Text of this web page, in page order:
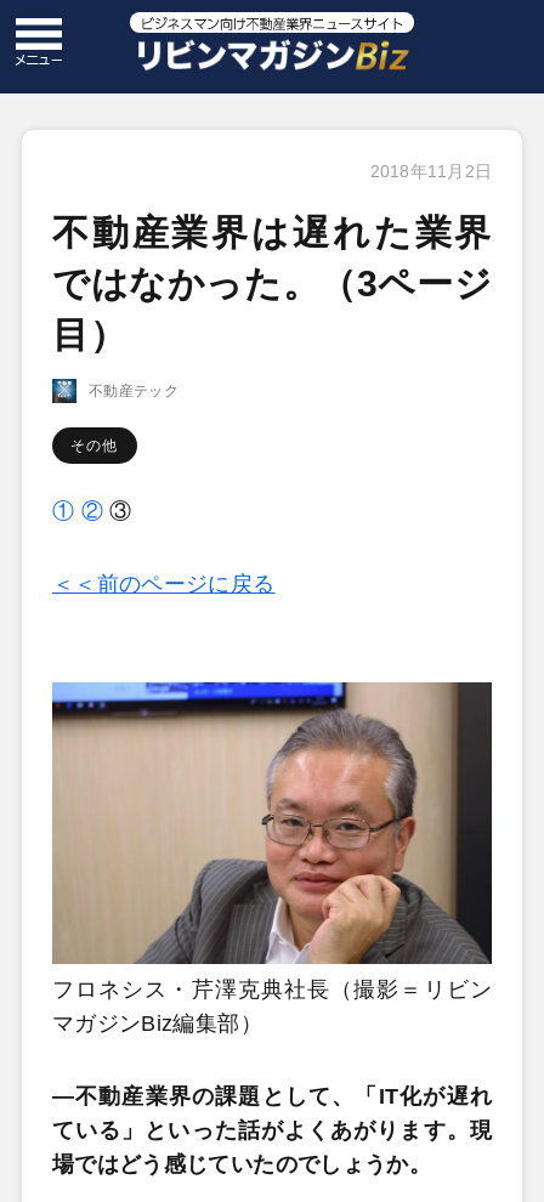
2018年11月2日
不動産業界は遅れた業界
ではなかった。（3ページ
目）
不動産テック
その他
① ② ③
＜＜前のページに戻る
フロネシス・芹澤克典社長（撮影＝リビン
マガジンBiz編集部）
―不動産業界の課題として、「IT化が遅れ
ている」といった話がよくあがります。現
場ではどう感じていたのでしょうか。